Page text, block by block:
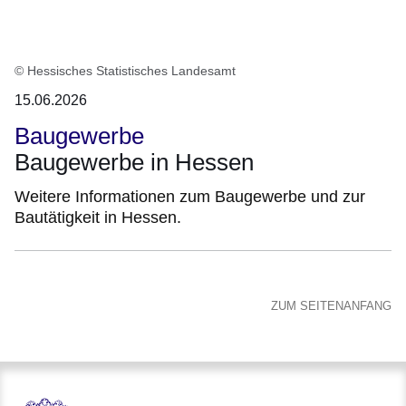
© Hessisches Statistisches Landesamt
15.06.2026
Baugewerbe
Baugewerbe in Hessen
Weitere Informationen zum Baugewerbe und zur
Bautätigkeit in Hessen.
ZUM SEITENANFANG